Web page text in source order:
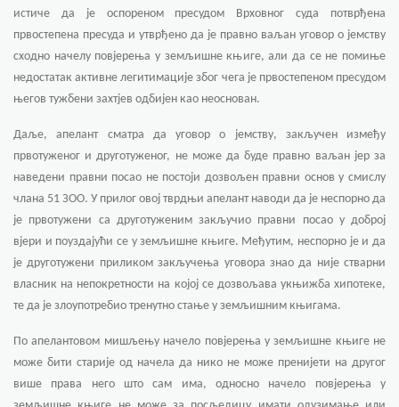
истиче да је оспореном пресудом Врховног суда потврђена
првостепена пресуда и утврђено да је правно ваљан уговор о јемству
сходно начелу повјерења у земљишне књиге, али да се не помиње
недостатак активне легитимације због чега је првостепеном пресудом
његов тужбени захтјев одбијен као неоснован.
Даље, апелант сматра да уговор о јемству, закључен између
првотуженог и друготуженог, не може да буде правно ваљан јер за
наведени правни посао не постоји дозвољен правни основ у смислу
члана 51 ЗОО. У прилог овој тврдњи апелант наводи да је неспорно да
је првотужени са друготуженим закључио правни посао у доброј
вјери и поуздајући се у земљишне књиге. Међутим, неспорно је и да
је друготужени приликом закључења уговора знао да није стварни
власник на непокретности на којој се дозвољава укњижба хипотеке,
те да је злоупотребио тренутно стање у земљишним књигама.
По апелантовом мишљењу начело повјерења у земљишне књиге не
може бити старије од начела да нико не може пренијети на другог
више права него што сам има, односно начело повјерења у